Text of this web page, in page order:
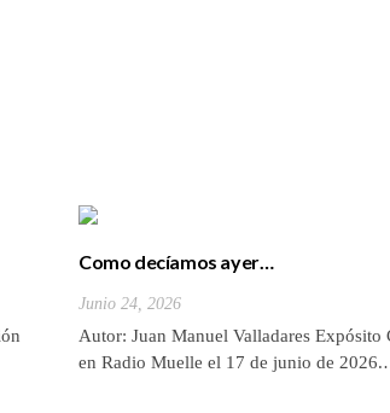
Como decíamos ayer…
Junio 24, 2026
Autor: Juan Manuel Valladares Expósito
en Radio Muelle el 17 de junio de